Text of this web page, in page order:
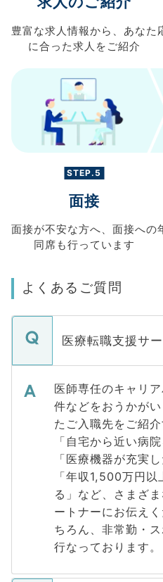
豊富な求人情報から、 あなた
に合った求人を ご紹介
STEP.5
面接
面接が不安な方へ、 面接への
同席も行っています
よくあるご質問
医療転職支援サ
医師専任のキャリ
件などをおうかが
たご入職先をご紹
「自宅から近い病
「医療機器が充実
「年収1,500万円
る」など、さまざ
ートナーにお伝え
ちろん、非常勤・
行なっております。